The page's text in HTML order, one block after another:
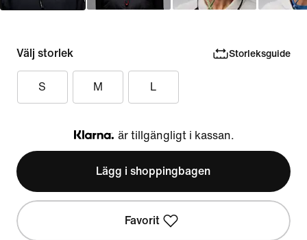
Välj storlek Storleksguide
S M L
Klarna
är tillgängligt i kassan.
Lägg i shoppingbagen
Favorit